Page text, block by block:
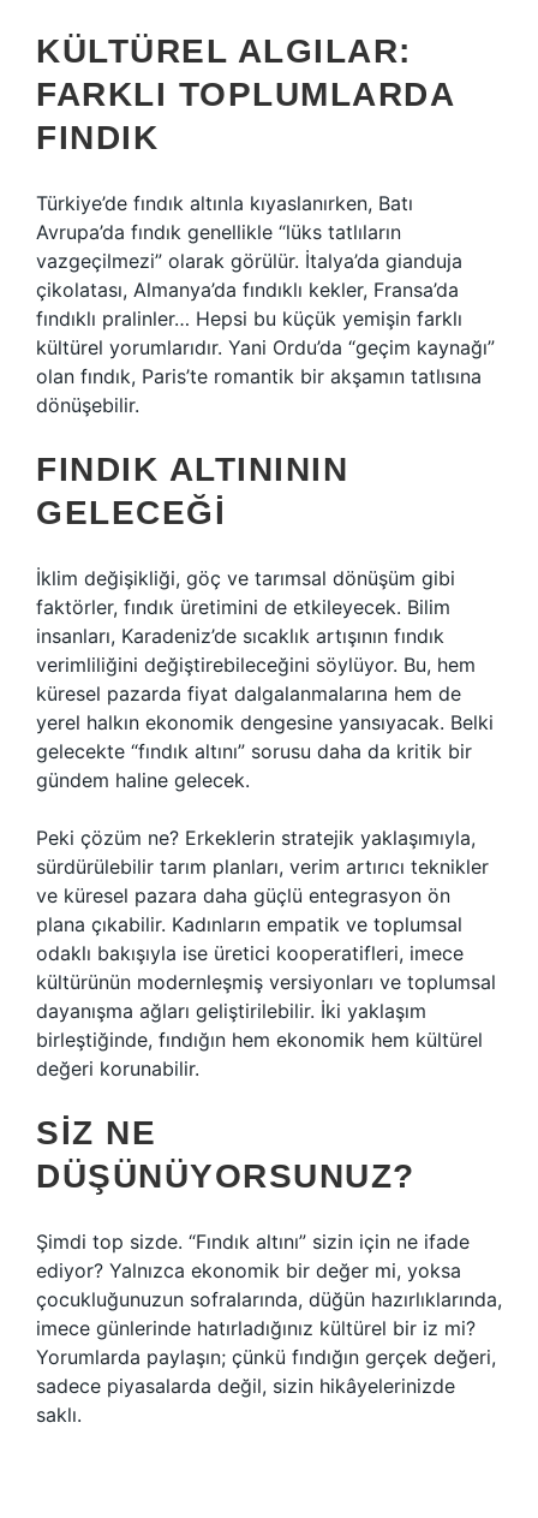
KÜLTÜREL ALGILAR:
FARKLI TOPLUMLARDA
FINDIK
Türkiye’de fındık altınla kıyaslanırken, Batı
Avrupa’da fındık genellikle “lüks tatlıların
vazgeçilmezi” olarak görülür. İtalya’da gianduja
çikolatası, Almanya’da fındıklı kekler, Fransa’da
fındıklı pralinler… Hepsi bu küçük yemişin farklı
kültürel yorumlarıdır. Yani Ordu’da “geçim kaynağı”
olan fındık, Paris’te romantik bir akşamın tatlısına
dönüşebilir.
FINDIK ALTINININ
GELECEĞI
İklim değişikliği, göç ve tarımsal dönüşüm gibi
faktörler, fındık üretimini de etkileyecek. Bilim
insanları, Karadeniz’de sıcaklık artışının fındık
verimliliğini değiştirebileceğini söylüyor. Bu, hem
küresel pazarda fiyat dalgalanmalarına hem de
yerel halkın ekonomik dengesine yansıyacak. Belki
gelecekte “fındık altını” sorusu daha da kritik bir
gündem haline gelecek.
Peki çözüm ne? Erkeklerin stratejik yaklaşımıyla,
sürdürülebilir tarım planları, verim artırıcı teknikler
ve küresel pazara daha güçlü entegrasyon ön
plana çıkabilir. Kadınların empatik ve toplumsal
odaklı bakışıyla ise üretici kooperatifleri, imece
kültürünün modernleşmiş versiyonları ve toplumsal
dayanışma ağları geliştirilebilir. İki yaklaşım
birleştiğinde, fındığın hem ekonomik hem kültürel
değeri korunabilir.
SIZ NE
DÜŞÜNÜYORSUNUZ?
Şimdi top sizde. “Fındık altını” sizin için ne ifade
ediyor? Yalnızca ekonomik bir değer mi, yoksa
çocukluğunuzun sofralarında, düğün hazırlıklarında,
imece günlerinde hatırladığınız kültürel bir iz mi?
Yorumlarda paylaşın; çünkü fındığın gerçek değeri,
sadece piyasalarda değil, sizin hikâyelerinizde
saklı.